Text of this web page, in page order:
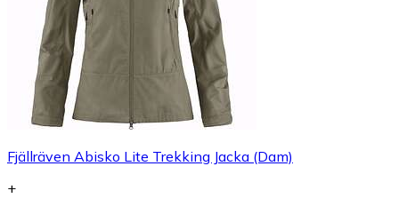
Fjällräven Abisko Lite Trekking Jacka (Dam)
+